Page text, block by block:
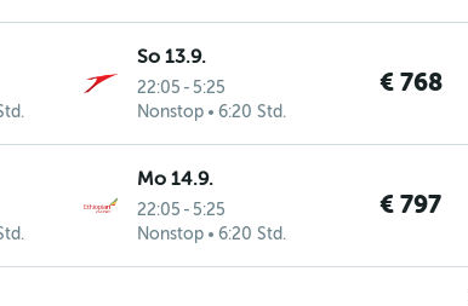
So 13.9.
22:05 - 5:25
Nonstop
6:20 Std.
€ 768
Mo 14.9.
22:05 - 5:25
Nonstop
6:20 Std.
€ 797